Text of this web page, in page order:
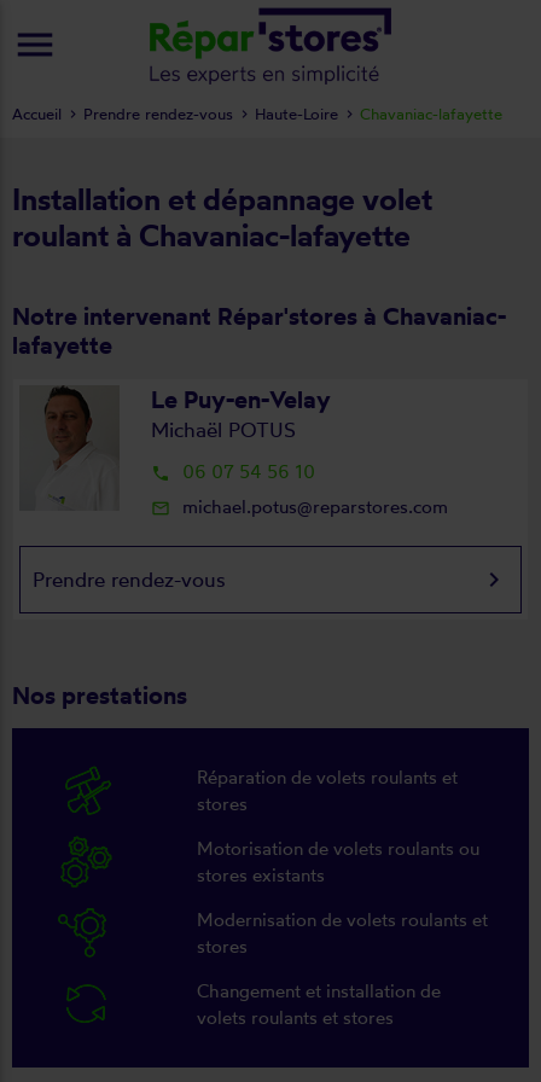
Installation et dépannage volet
roulant à Chavaniac-lafayette
Notre intervenant Répar'stores à Chavaniac-
lafayette
Le Puy-en-Velay
Michaël POTUS
local_phone 06 07 54 56 10
mail_outline michael.potus@reparstores.com
Prendre rendez-vous keyboard_arrow_right
Nos prestations
Réparation de volets roulants et
stores
Motorisation de volets roulants ou
stores existants
Modernisation de volets roulants et
stores
Changement et installation de
volets roulants et stores
Accueil Prendre rendez-vous Haute-Loire Chavaniac-lafayette
menu